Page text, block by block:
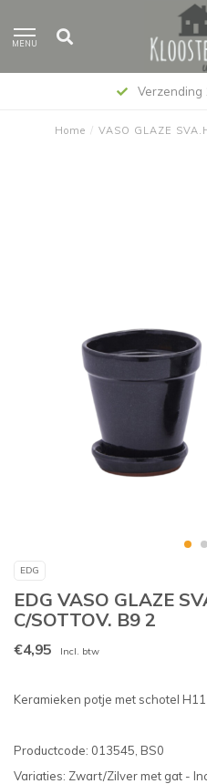
MENU
Verzending
Home / VASO GLAZE
EDG
EDG VASO GLAZE
C/SOTTOV. B9 2
€4,95 Incl. btw
Keramieken potje met schotel
Productcode: 013545, BS0
Variaties: Zwart/Zilver met gat -